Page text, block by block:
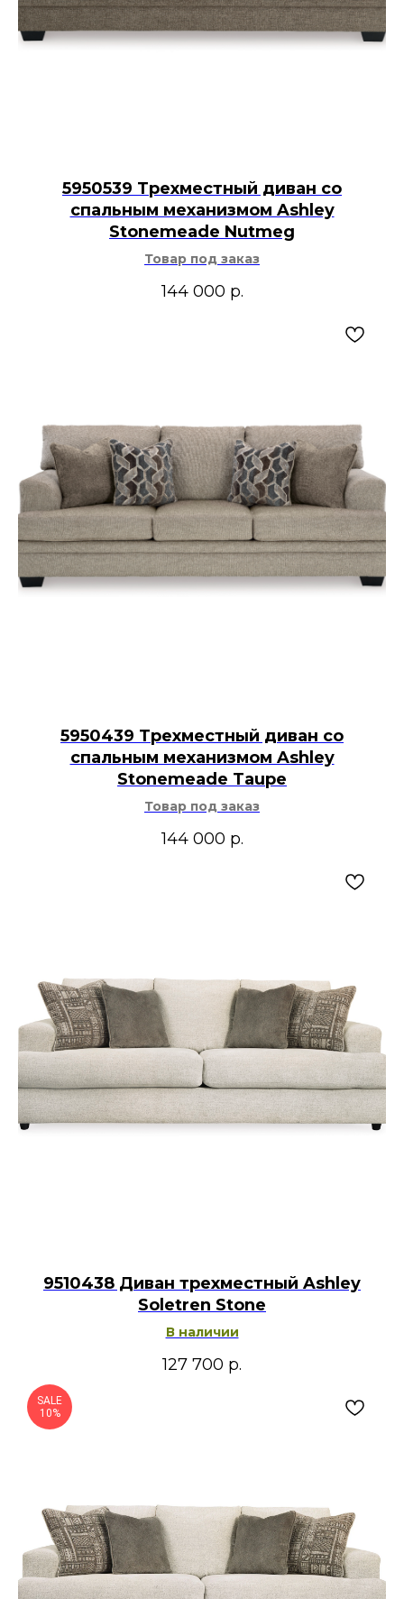
5950539 Трехместный диван со
спальным механизмом Ashley
Stonemeade Nutmeg
Товар под заказ
144 000 р.
5950439 Трехместный диван со
спальным механизмом Ashley
Stonemeade Taupe
Товар под заказ
144 000 р.
9510438 Диван трехместный Ashley
Soletren Stone
В наличии
127 700 р.
SALE
10%